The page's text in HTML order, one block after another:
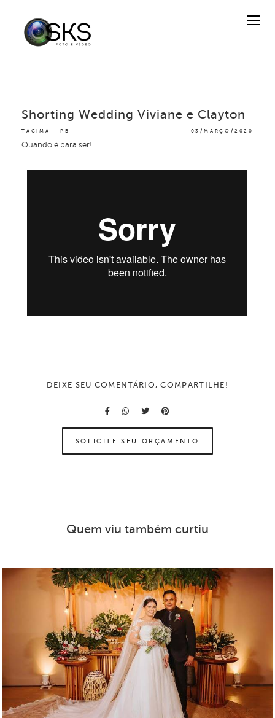
TACIMA - PB 03/MARÇO/2020
Shorting Wedding Viviane e Clayton
Quando é para ser!
DEIXE SEU COMENTÁRIO, COMPARTILHE!
SOLICITE SEU ORÇAMENTO
Quem viu também curtiu